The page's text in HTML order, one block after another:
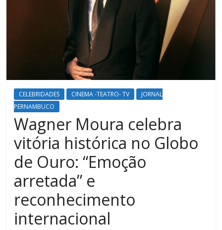
CELEBRIDADES CINEMA -TEATRO- TV
JORNAL
PERNAMBUCO
Wagner Moura celebra
vitória histórica no Globo
de Ouro: “Emoção
arretada” e
reconhecimento
internacional